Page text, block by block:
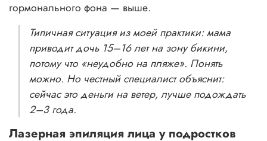
гормонального фона — выше.
Типичная ситуация из моей практики: мама
приводит дочь 15–16 лет на зону бикини,
потому что «неудобно на пляже». Понять
можно. Но честный специалист объяснит:
сейчас это деньги на ветер, лучше подождать
2–3 года.
Лазерная эпиляция лица у подростков